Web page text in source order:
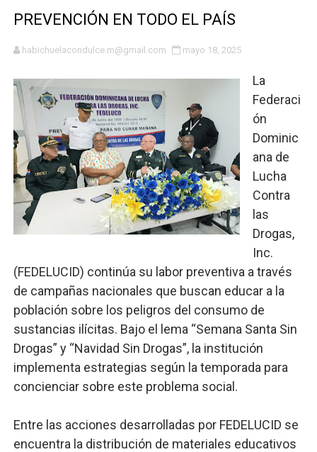
Hipótesis policial sobre atentado a balazos en la
CESDN urge fortalecer el sistema eléctrico ante
Cacerolazos, gomas quemadas y bombas
Roberto Ángel Salcedo anuncia festival cultural para
Roberto Ángel Salcedo anuncia festival cultural para
Respuesta oportuna de Propeep permite a familia de
Juramentan a Angelina Biviana Riveiro como nueva
DIGEIG y Liga Municipal Dominicana impulsan metas
Tribunal Superior Administrativo anula permisos
JCE flexibiliza renovación de cédula: adiós al orden
Restaurante Amigos es reconocido por sus cuatro
Banco Popular escala 17 posiciones en los mil
Osiris de León responde a Roberto Tineo y a Yeisy
PREVENCIÓN EN TODO EL PAÍS
habichuelacondulce.m@gmail.com mayo 18, 2025
La
Federaci
ón
Dominic
ana de
Lucha
Contra
las
Drogas,
Inc.
(FEDELUCID) continúa su labor preventiva a través
de campañas nacionales que buscan educar a la
población sobre los peligros del consumo de
sustancias ilícitas. Bajo el lema “Semana Santa Sin
Drogas” y “Navidad Sin Drogas”, la institución
implementa estrategias según la temporada para
concienciar sobre este problema social.
Entre las acciones desarrolladas por FEDELUCID se
encuentra la distribución de materiales educativos